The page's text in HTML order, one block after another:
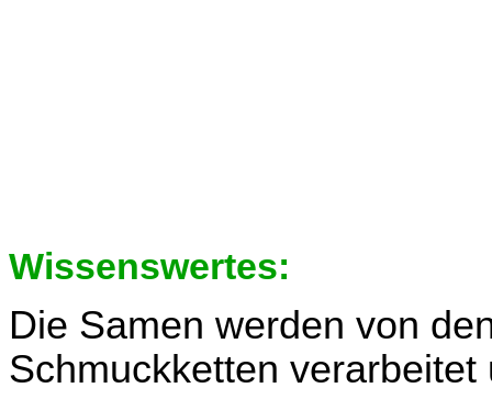
Wissenswertes:
Die Samen werden von
Schmuckketten